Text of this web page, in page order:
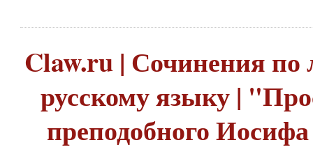
Claw.ru | Сочинения по
русскому языку |
преподобного